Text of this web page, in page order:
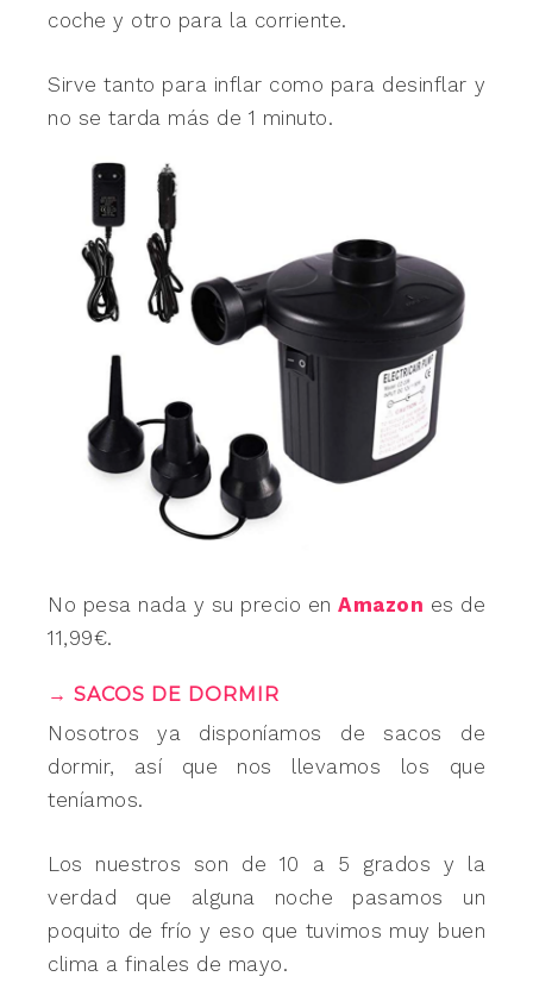
coche y otro para la corriente.
Sirve tanto para inflar como para desinflar y
no se tarda más de 1 minuto.
No pesa nada y su precio en Amazon es de
11,99€.
→ SACOS DE DORMIR
Nosotros ya disponíamos de sacos de
dormir, así que nos llevamos los que
teníamos.
Los nuestros son de 10 a 5 grados y la
verdad que alguna noche pasamos un
poquito de frío y eso que tuvimos muy buen
clima a finales de mayo.